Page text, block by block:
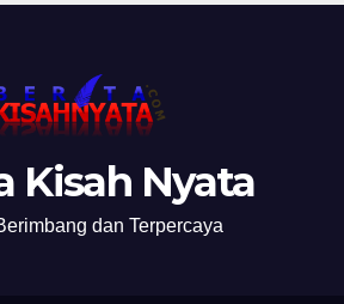
Kisah Nyata
dan Terpercaya